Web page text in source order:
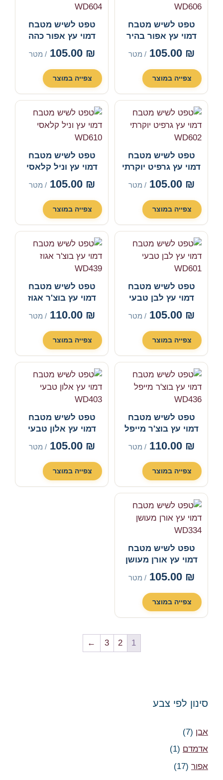
טפט לשיש מטבח
דמוי עץ אפור בהיר
WD606
105.00 ₪ / מטר
צפייה במוצר
טפט לשיש מטבח
דמוי עץ אפור כהה
WD604
105.00 ₪ / מטר
צפייה במוצר
טפט לשיש מטבח
דמוי עץ גרפיט יוקרתי
WD602
105.00 ₪ / מטר
צפייה במוצר
טפט לשיש מטבח
דמוי עץ וניל קלאסי
WD610
105.00 ₪ / מטר
צפייה במוצר
טפט לשיש מטבח
דמוי עץ לבן טבעי
WD601
105.00 ₪ / מטר
צפייה במוצר
טפט לשיש מטבח
דמוי עץ בוצ'ר אגוז
WD439
110.00 ₪ / מטר
צפייה במוצר
טפט לשיש מטבח
דמוי עץ בוצ'ר מייפל
WD436
110.00 ₪ / מטר
צפייה במוצר
טפט לשיש מטבח
דמוי עץ אלון טבעי
WD403
105.00 ₪ / מטר
צפייה במוצר
טפט לשיש מטבח
דמוי עץ אורן מעושן
WD334
105.00 ₪ / מטר
צפייה במוצר
1
2
3
←
סינון לפי צבע
אבן (7)
אדמדם (1)
אפור (17)